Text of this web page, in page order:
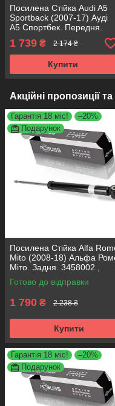
Посилена Стійка Audi A5
Sportback (2007-17) Ауді
А5 Спортбек. Передня.
313364 , 341719 KOREA
Аксусс!
1 739 ₴ 2 174 ₴
Купити
Акційні пропозиції
Гарантія 18 міс!
–20%
Подарунок
Посилена Стійка Alfa
Mito (2008-18) Альфа
Міто. Задня. 3458002 ,
317722. KOREA Аксусс!
Готово до відправки
1 790 ₴ 2 238 ₴
Купити
Гарантія 18 міс!
–20%
Подарунок